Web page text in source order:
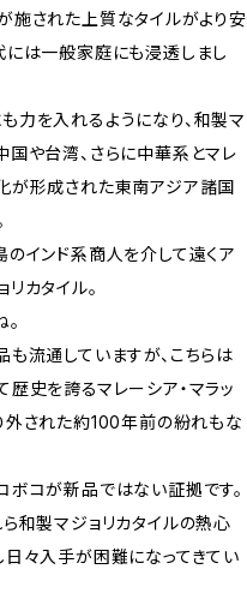
施された上質なタイルがより安
には一般家庭にも浸透しまし
力を入れるようになり、和製マ
や台湾、さらに中華系とマレ
が形成された東南アジア諸国
インド系商人を介して遠くア
カタイル。
流通していますが、こちらは
史を誇るマレーシア・マラッ
外された約100年前の紛れもな
ボコが新品ではない証拠です。
和製マジョリカタイルの熱心
日々入手が困難になってきてい